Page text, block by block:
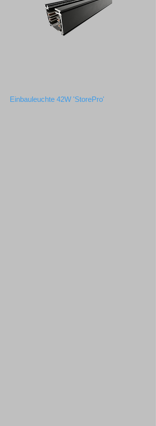
Einbauleuchte 42W 'StorePro'